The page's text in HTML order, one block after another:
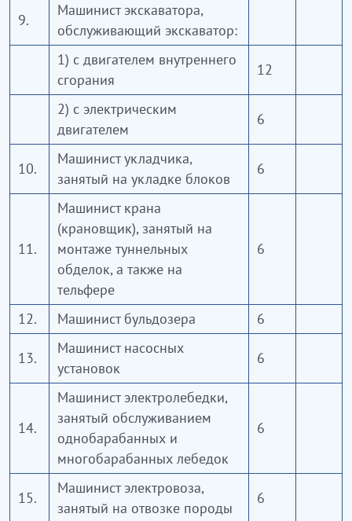
9.
Машинист экскаватора,
обслуживающий экскаватор:
1) с двигателем внутреннего
сгорания
12
2) с электрическим
двигателем
6
10.
Машинист укладчика,
занятый на укладке блоков
6
11.
Машинист крана
(крановщик), занятый на
монтаже туннельных
обделок, а также на
тельфере
6
12. Машинист бульдозера 6
13.
Машинист насосных
установок
6
14.
Машинист электролебедки,
занятый обслуживанием
однобарабанных и
многобарабанных лебедок
6
15.
Машинист электровоза,
занятый на отвозке породы
6